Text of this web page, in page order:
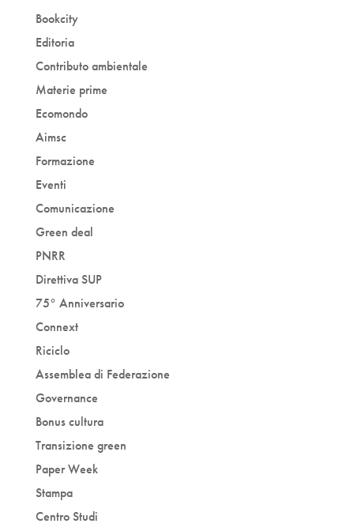
Bookcity
Editoria
Contributo ambientale
Materie prime
Ecomondo
Aimsc
Formazione
Eventi
Comunicazione
Green deal
PNRR
Direttiva SUP
75° Anniversario
Connext
Riciclo
Assemblea di Federazione
Governance
Bonus cultura
Transizione green
Paper Week
Stampa
Centro Studi